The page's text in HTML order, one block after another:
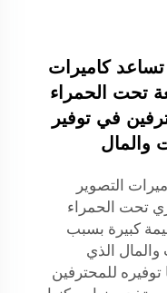
كاميرات
تحت الحمراء
في توفير
والمال
التصوير
تحت الحمراء
كبيرة بسبب
الذي
توفيره للمحترفين